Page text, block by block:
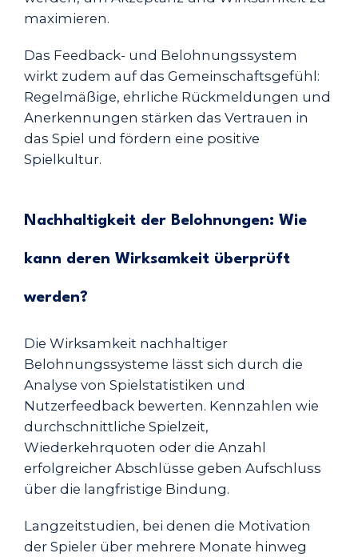
maximieren.
Das Feedback- und Belohnungssystem
wirkt zudem auf das Gemeinschaftsgefühl:
Regelmäßige, ehrliche Rückmeldungen und
Anerkennungen stärken das Vertrauen in
das Spiel und fördern eine positive
Spielkultur.
Nachhaltigkeit der Belohnungen: Wie
kann deren Wirksamkeit überprüft
werden?
Die Wirksamkeit nachhaltiger
Belohnungssysteme lässt sich durch die
Analyse von Spielstatistiken und
Nutzerfeedback bewerten. Kennzahlen wie
durchschnittliche Spielzeit,
Wiederkehrquoten oder die Anzahl
erfolgreicher Abschlüsse geben Aufschluss
über die langfristige Bindung.
Langzeitstudien, bei denen die Motivation
der Spieler über mehrere Monate hinweg